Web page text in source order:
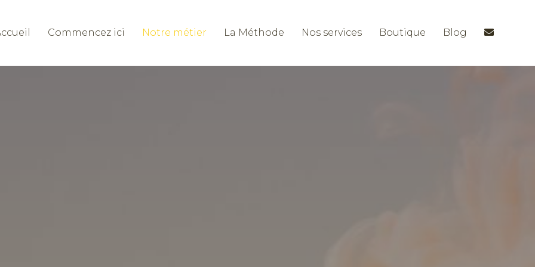
Commencez ici Notre métier La Méthode Nos services Boutique Blog